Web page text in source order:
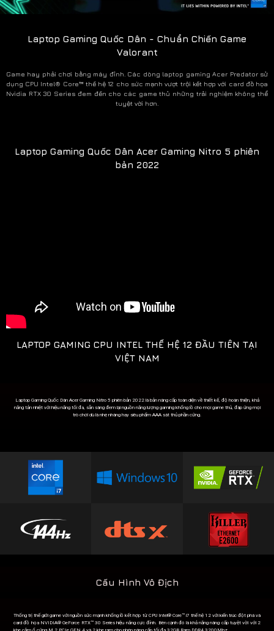
Laptop Gaming Quốc Dân - Chuẩn Chiến Game
Valorant
Game hay phải chơi bằng máy đỉnh. Các dòng laptop gaming Acer Predator sử
dụng CPU Intel® Core™ thế hệ 12 cho sức mạnh vượt trội kết hợp với card đồ họa
Nvidia RTX 30 Series đem đến cho các game thủ những trải nghiệm không thể
tuyệt vời hơn.
Laptop Gaming Quốc Dân Acer Gaming Nitro 5 phiên
bản 2022
LAPTOP GAMING CPU INTEL THẾ HỆ 12 ĐẦU TIÊN TẠI
VIỆT NAM
Laptop Gaming Quốc Dân Acer Gaming Nitro 5 phiên bản 2022 là bản nâng cấp toàn diện về thiết kế, độ hoàn thiện, khả
năng tản nhiệt với hiệu năng tối đa, sẵn sàng đem lại nguồn năng lượng gaming khổng lồ cho mọi game thủ, đáp ứng mọi
trò chơi dù là nhẹ nhàng hay siêu phẩm AAA sát thủ phần cứng.
Cấu Hình Vô Địch
Thống trị thế giới game với nguồn sức mạnh khổng lồ kết hợp từ CPU Intel® Core™ i7 thế hệ 12 với kiến trúc đột phá và
card đồ họa NVIDIA® GeForce RTX™ 30 Series hiệu năng cực đỉnh. Bên cạnh đó là khả năng nâng cấp tuyệt vời với 2